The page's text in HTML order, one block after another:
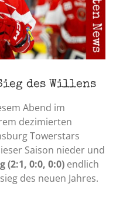
des Willens
Abend im
dezimierten
Towerstars
Saison nieder und
(2:1, 0:0, 0:0) endlich
des neuen Jahres.